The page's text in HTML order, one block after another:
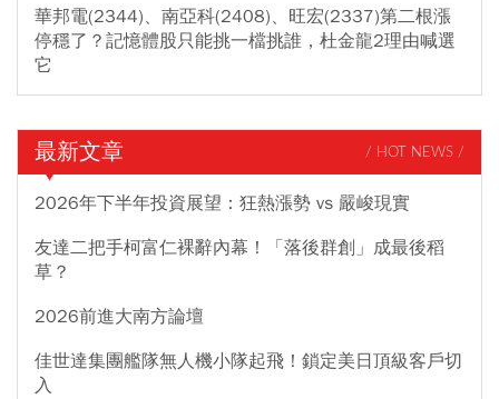
華邦電(2344)、南亞科(2408)、旺宏(2337)第二根漲
停穩了？記憶體股只能挑一檔挑誰，杜金龍2理由喊選
它
最新文章 / HOT NEWS /
2026年下半年投資展望：狂熱漲勢 vs 嚴峻現實
友達二把手柯富仁裸辭內幕！「落後群創」成最後稻
草？
2026前進大南方論壇
佳世達集團艦隊無人機小隊起飛！鎖定美日頂級客戶切
入